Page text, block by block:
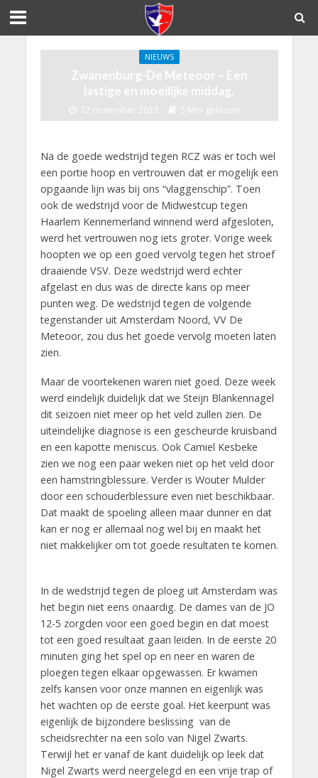
NIEUWS
Zwanenburg-De Meteoor – Een
lastige en moeilijke middag.
12 november 2023 5 Min gelezen
Na de goede wedstrijd tegen RCZ was er toch wel
een portie hoop en vertrouwen dat er mogelijk een
opgaande lijn was bij ons “vlaggenschip”. Toen
ook de wedstrijd voor de Midwestcup tegen
Haarlem Kennemerland winnend werd afgesloten,
werd het vertrouwen nog iets groter. Vorige week
hoopten we op een goed vervolg tegen het stroef
draaiende VSV. Deze wedstrijd werd echter
afgelast en dus was de directe kans op meer
punten weg. De wedstrijd tegen de volgende
tegenstander uit Amsterdam Noord, VV De
Meteoor, zou dus het goede vervolg moeten laten
zien.
Maar de voortekenen waren niet goed. Deze week
werd eindelijk duidelijk dat we Steijn Blankennagel
dit seizoen niet meer op het veld zullen zien. De
uiteindelijke diagnose is een gescheurde kruisband
en een kapotte meniscus. Ook Camiel Kesbeke
zien we nog een paar weken niet op het veld door
een hamstringblessure. Verder is Wouter Mulder
door een schouderblessure even niet beschikbaar.
Dat maakt de spoeling alleen maar dunner en dat
kan er nog er allemaal nog wel bij en maakt het
niet makkelijker om tot goede resultaten te komen.
In de wedstrijd tegen de ploeg uit Amsterdam was
het begin niet eens onaardig. De dames van de JO
12-5 zorgden voor een goed begin en dat moest
tot een goed resultaat gaan leiden. In de eerste 20
minuten ging het spel op en neer en waren de
ploegen tegen elkaar opgewassen. Er kwamen
zelfs kansen voor onze mannen en eigenlijk was
het wachten op de eerste goal. Het keerpunt was
eigenlijk de bijzondere beslissing van de
scheidsrechter na een solo van Nigel Zwarts.
Terwijl het er vanaf de kant duidelijk op leek dat
Nigel Zwarts werd neergelegd en een vrije trap of